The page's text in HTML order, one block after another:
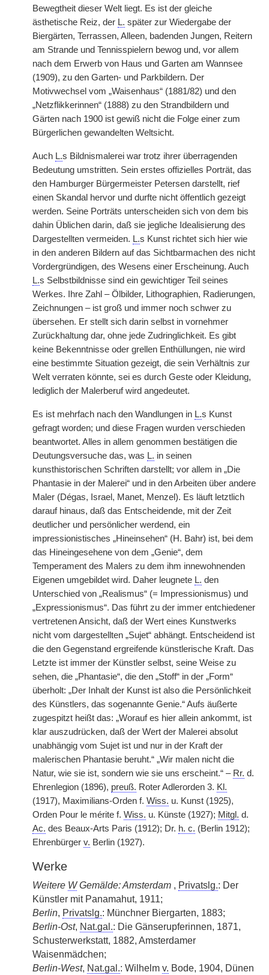
Bewegtheit dieser Welt liegt. Es ist der gleiche
ästhetische Reiz, der L. später zur Wiedergabe der
Biergärten, Terrassen, Alleen, badenden Jungen, Reitern
am Strande und Tennisspielern bewog und, vor allem
nach dem Erwerb von Haus und Garten am Wannsee
(1909), zu den Garten- und Parkbildern. Der
Motivwechsel vom „Waisenhaus“ (1881/82) und den
„Netzflikkerinnen“ (1888) zu den Strandbildern und
Gärten nach 1900 ist gewiß nicht die Folge einer zum
Bürgerlichen gewandelten Weltsicht.
Auch L.s Bildnismalerei war trotz ihrer überragenden
Bedeutung umstritten. Sein erstes offizielles Porträt, das
den Hamburger Bürgermeister Petersen darstellt, rief
einen Skandal hervor und durfte nicht öffentlich gezeigt
werden. Seine Porträts unterscheiden sich von dem bis
dahin Üblichen darin, daß sie jegliche Idealisierung des
Dargestellten vermeiden. L.s Kunst richtet sich hier wie
in den anderen Bildern auf das Sichtbarmachen des nicht
Vordergründigen, des Wesens einer Erscheinung. Auch
L.s Selbstbildnisse sind ein gewichtiger Teil seines
Werkes. Ihre Zahl – Ölbilder, Lithographien, Radierungen,
Zeichnungen – ist groß und immer noch schwer zu
übersehen. Er stellt sich darin selbst in vornehmer
Zurückhaltung dar, ohne jede Zudringlichkeit. Es gibt
keine Bekenntnisse oder grellen Enthüllungen, nie wird
eine bestimmte Situation gezeigt, die sein Verhältnis zur
Welt verraten könnte, sei es durch Geste oder Kleidung,
lediglich der Malerberuf wird angedeutet.
Es ist mehrfach nach den Wandlungen in L.s Kunst
gefragt worden; und diese Fragen wurden verschieden
beantwortet. Alles in allem genommen bestätigen die
Deutungsversuche das, was L. in seinen
kunsthistorischen Schriften darstellt; vor allem in „Die
Phantasie in der Malerei“ und in den Arbeiten über andere
Maler (Dégas, Israel, Manet, Menzel). Es läuft letztlich
darauf hinaus, daß das Entscheidende, mit der Zeit
deutlicher und persönlicher werdend, ein
impressionistisches „Hineinsehen“ (H. Bahr) ist, bei dem
das Hineingesehene von dem „Genie“, dem
Temperament des Malers zu dem ihm innewohnenden
Eigenen umgebildet wird. Daher leugnete L. den
Unterschied von „Realismus“ (= Impressionismus) und
„Expressionismus“. Das führt zu der immer entchiedener
vertretenen Ansicht, daß der Wert eines Kunstwerks
nicht vom dargestellten „Sujet“ abhängt. Entscheidend ist
die den Gegenstand ergreifende künstlerische Kraft. Das
Letzte ist immer der Künstler selbst, seine Weise zu
sehen, die „Phantasie“, die den „Stoff“ in der „Form“
überholt: „Der Inhalt der Kunst ist also die Persönlichkeit
des Künstlers, das sogenannte Genie.“ Aufs äußerte
zugespitzt heißt das: „Worauf es hier allein ankommt, ist
klar auszudrücken, daß der Wert der Malerei absolut
unabhängig vom Sujet ist und nur in der Kraft der
malerischen Phantasie beruht.“ „Wir malen nicht die
Natur, wie sie ist, sondern wie sie uns erscheint.“ – Rr. d.
Ehrenlegion (1896), preuß. Roter Adlerorden 3. Kl.
(1917), Maximilians-Orden f. Wiss. u. Kunst (1925),
Orden Pour le mérite f. Wiss. u. Künste (1927); Mitgl. d.
Ac. des Beaux-Arts Paris (1912); Dr. h. c. (Berlin 1912);
Ehrenbürger v. Berlin (1927).
Werke
Weitere WGemälde: Amsterdam , Privatslg.: Der
Künstler mit Panamahut, 1911;
Berlin, Privatslg.: Münchner Biergarten, 1883;
Berlin-Ost, Nat.gal.: Die Gänserupferinnen, 1871,
Schusterwerkstatt, 1882, Amsterdamer
Waisenmädchen;
Berlin-West, Nat.gal.: Wilhelm v. Bode, 1904, Dünen